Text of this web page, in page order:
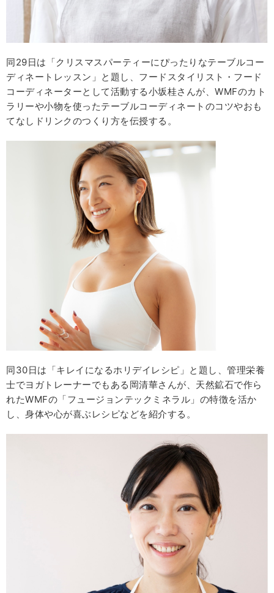
同29日は「クリスマスパーティーにぴったりなテーブルコー
ディネートレッスン」と題し、フードスタイリスト・フード
コーディネーターとして活動する小坂桂さんが、WMFのカト
ラリーや小物を使ったテーブルコーディネートのコツやおも
てなしドリンクのつくり方を伝授する。
同30日は「キレイになるホリデイレシピ」と題し、管理栄養
士でヨガトレーナーでもある岡清華さんが、天然鉱石で作ら
れたWMFの「フュージョンテックミネラル」の特徴を活か
し、身体や心が喜ぶレシピなどを紹介する。